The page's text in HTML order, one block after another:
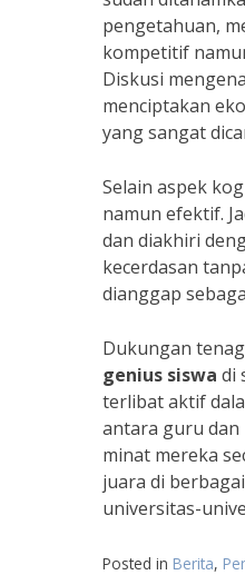
pengetahuan,
kompetitif
Diskusi
menciptakan
yang sangat
Selain aspek
namun efektif.
dan diakhiri
kecerdasan
dianggap
Dukungan
genius siswa di
terlibat aktif
antara guru dan
minat mereka
juara di
universitas-
Posted in Berita,